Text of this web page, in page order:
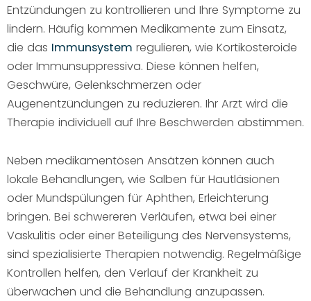
Entzündungen zu kontrollieren und Ihre Symptome zu
lindern. Häufig kommen Medikamente zum Einsatz,
die das Immunsystem regulieren, wie Kortikosteroide
oder Immunsuppressiva. Diese können helfen,
Geschwüre, Gelenkschmerzen oder
Augenentzündungen zu reduzieren. Ihr Arzt wird die
Therapie individuell auf Ihre Beschwerden abstimmen.
Neben medikamentösen Ansätzen können auch
lokale Behandlungen, wie Salben für Hautläsionen
oder Mundspülungen für Aphthen, Erleichterung
bringen. Bei schwereren Verläufen, etwa bei einer
Vaskulitis oder einer Beteiligung des Nervensystems,
sind spezialisierte Therapien notwendig. Regelmäßige
Kontrollen helfen, den Verlauf der Krankheit zu
überwachen und die Behandlung anzupassen.